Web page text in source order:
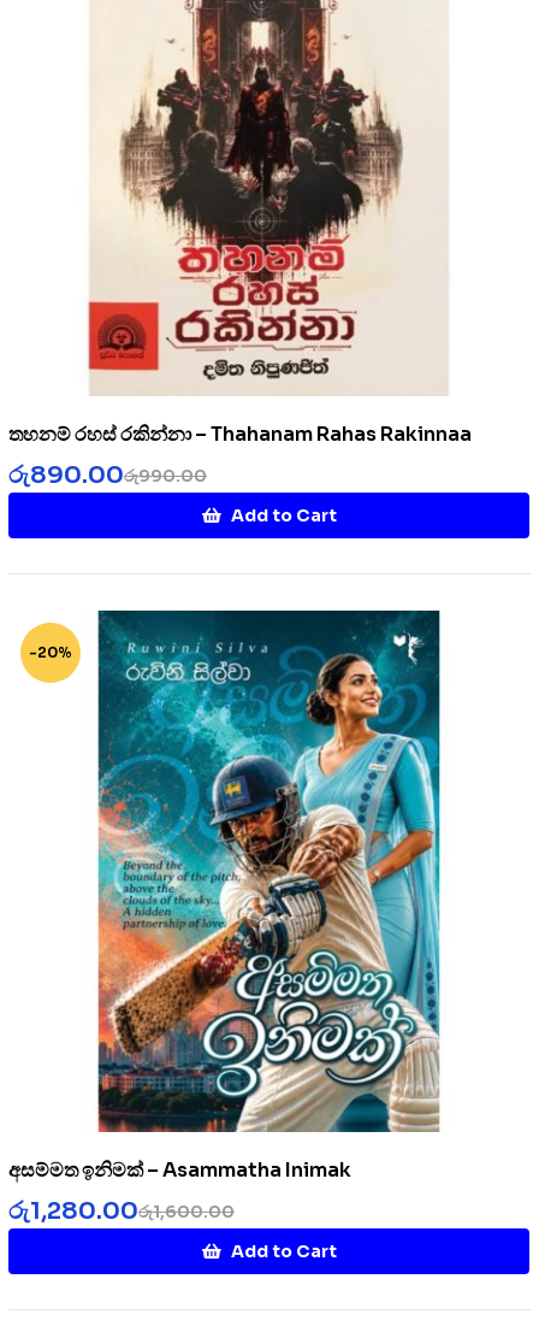
තහනම් රහස් රකින්නා – Thahanam Rahas Rakinnaa
රු990.00
රු890.00
Add to Cart
-20%
අසම්මත ඉනිමක් – Asammatha Inimak
රු1,600.00
රු1,280.00
Add to Cart